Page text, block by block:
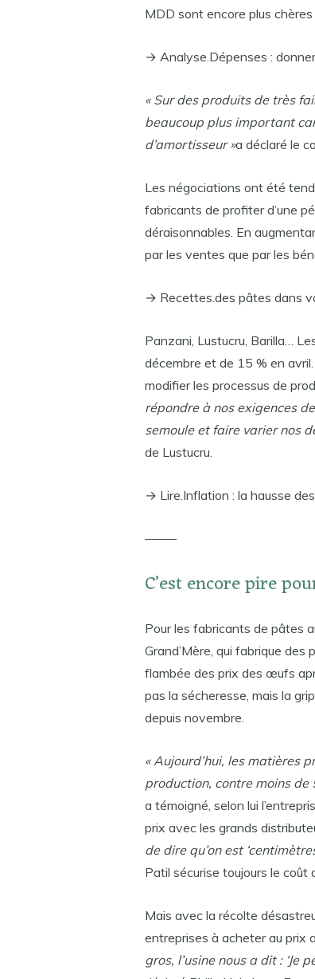
MDD sont encore plus
→ Analyse.Dépenses :
« Sur des produits de très
beaucoup plus important
d’amortisseur »a déclaré le
Les négociations ont été
fabricants de profiter d’une
déraisonnables. En
par les ventes que par les
→ Recettes.des pâtes dans
Panzani, Lustucru, Barilla…
décembre et de 15 % en
modifier les processus de
répondre à nos exigences
semoule et faire varier nos
de Lustucru.
→ Lire.Inflation : la hausse
——–
C’est encore pire
Pour les fabricants de pâtes
Grand’Mère, qui fabrique
flambée des prix des œufs
pas la sécheresse, mais la
depuis novembre.
« Aujourd’hui, les matières
production, contre moins de
a témoigné, selon lui
prix avec les grands
de dire qu’on est
Patil sécurise toujours le coût
Mais avec la récolte
entreprises à acheter au prix
gros, l’usine nous a dit : ‘Je